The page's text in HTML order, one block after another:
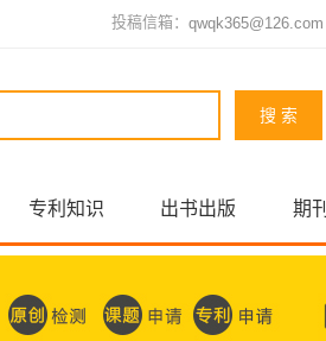
投稿信箱： qwqk365@126.com
专利知识 出书出版 期